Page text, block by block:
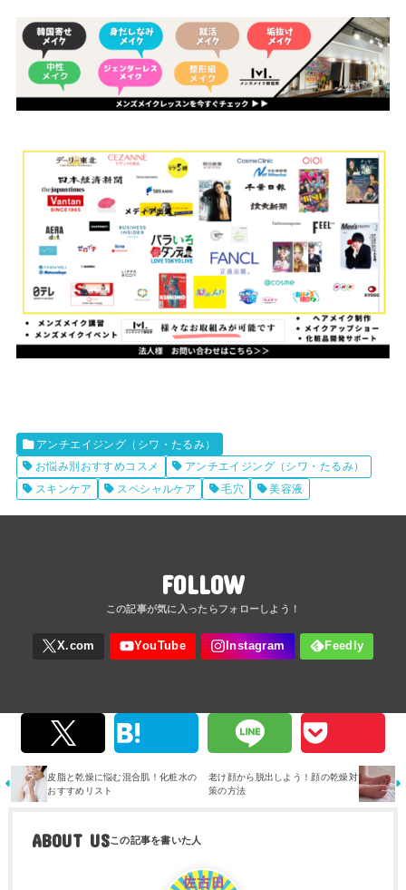
アンチエイジング（シワ・たるみ）
お悩み別おすすめコスメ
アンチエイジング（シワ・たるみ）
スキンケア
スペシャルケア 毛穴 美容液
FOLLOW
皮脂と乾燥に悩む混合肌！化粧水の
おすすめリスト
老け顔から脱出しよう！顔の乾燥対
策の方法
ABOUT US